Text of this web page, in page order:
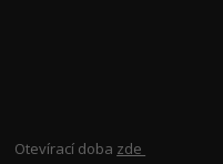
Otevírací doba zde